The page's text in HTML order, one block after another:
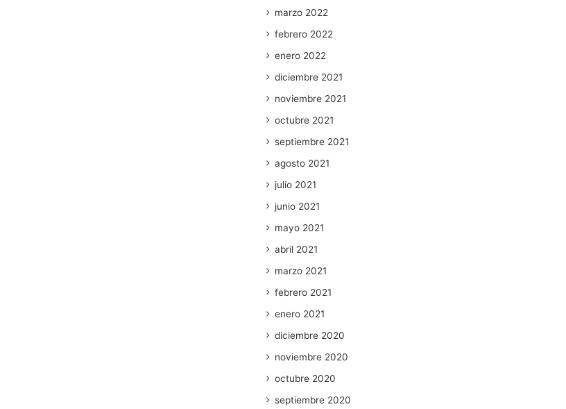
marzo 2022
febrero 2022
enero 2022
diciembre 2021
noviembre 2021
octubre 2021
septiembre 2021
agosto 2021
julio 2021
junio 2021
mayo 2021
abril 2021
marzo 2021
febrero 2021
enero 2021
diciembre 2020
noviembre 2020
octubre 2020
septiembre 2020